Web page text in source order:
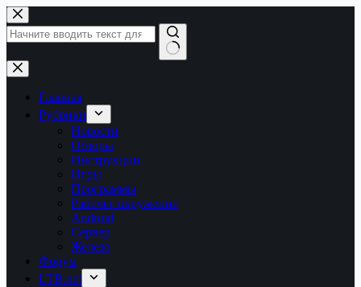
Перейти
к
сути
Ничего
не
найденоГлавная
Рубрики
Новости
Обзоры
Инструкции
Игры
Программы
Рабочее окружение
Android
Сервер
Железо
Форум
LTB.net